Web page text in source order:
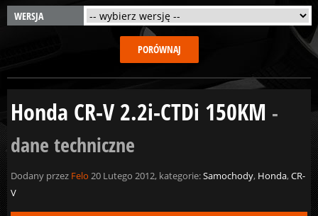
WERSJA
Honda CR-V 2.2i-CTDi 150KM -
dane techniczne
Dodany przez Felo 20 Lutego 2012, kategorie:Samochody, Honda,CR-
V